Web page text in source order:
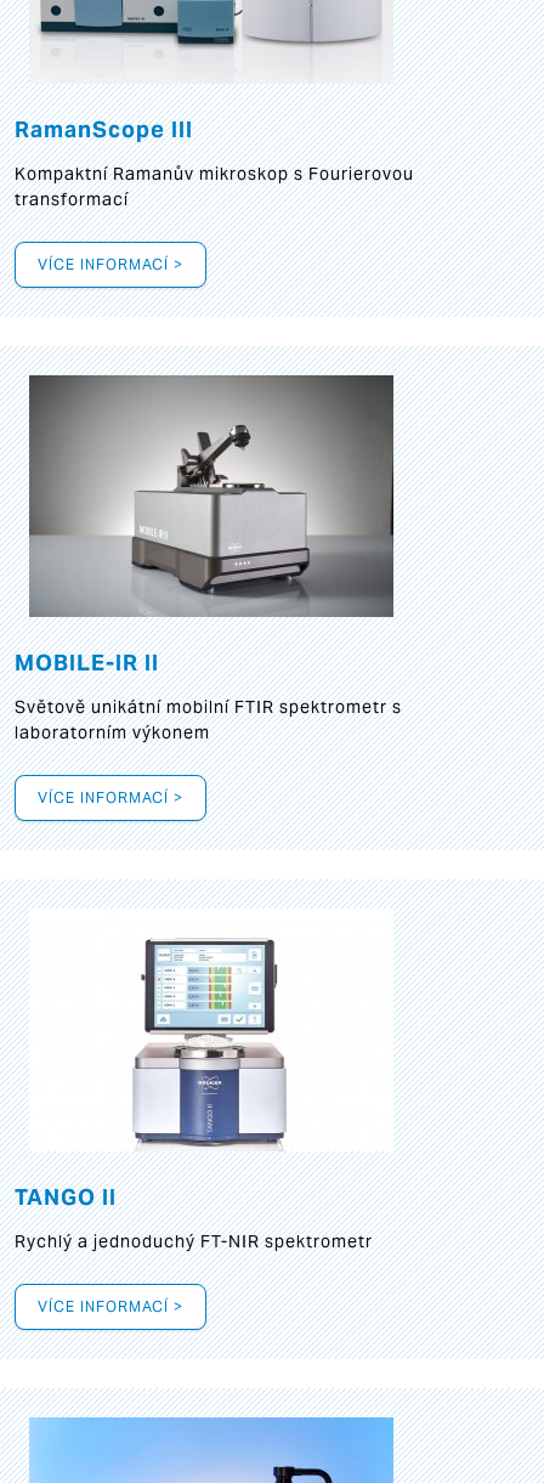
RamanScope III
Kompaktní Ramanův mikroskop s Fourierovou
transformací
VÍCE INFORMACÍ >
MOBILE-IR II
Světově unikátní mobilní FTIR spektrometr s
laboratorním výkonem
VÍCE INFORMACÍ >
TANGO II
Rychlý a jednoduchý FT-NIR spektrometr
VÍCE INFORMACÍ >